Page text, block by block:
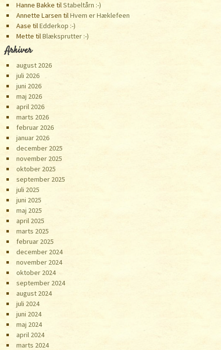
Hanne Bakke tilStabeltårn :-)
Annette Larsen tilHvem er Hæklefeen
Aase tilEdderkop :-)
Mette tilBlæksprutter :-)
Arkiver
august 2026
juli 2026
juni 2026
maj 2026
april 2026
marts 2026
februar 2026
januar 2026
december 2025
november 2025
oktober 2025
september 2025
juli 2025
juni 2025
maj 2025
april 2025
marts 2025
februar 2025
december 2024
november 2024
oktober 2024
september 2024
august 2024
juli 2024
juni 2024
maj 2024
april 2024
marts 2024